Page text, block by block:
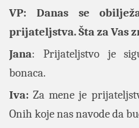
VP: Danas se
prijateljstva. Šta za Vas
Jana: Prijateljstvo je
bonaca.
Iva: Za mene je
Onih koje nas navode da